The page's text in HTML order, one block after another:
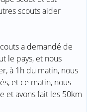
scouts aider
a demandé de
le pays, et nous
à 1h du matin, nous
et ce matin, nous
et avons fait les 50km